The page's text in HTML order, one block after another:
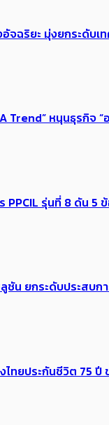
จฉริยะ มุ่งยกระดับ
Trend” หนุนธุรกิจ
PPCIL รุ่นที่ 8 ดัน
ชัน ยกระดับประสบ
งไทยประกันชีวิต